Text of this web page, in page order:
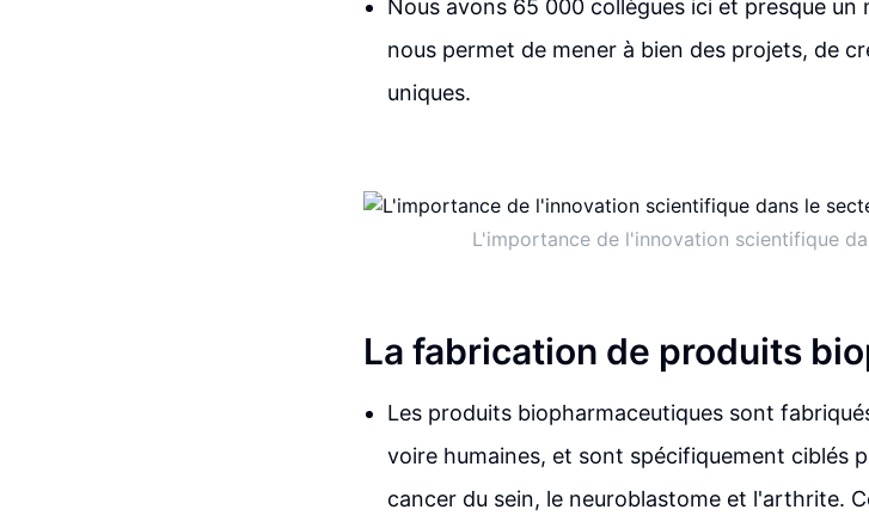
Nous avons 65 000 collègues ici et presque un
nous permet de mener à bien des projets, de
uniques.
L'importance de l'innovation scientifique
La fabrication de produits
Les produits biopharmaceutiques sont
voire humaines, et sont spécifiquement ciblés
cancer du sein, le neuroblastome et l'arthrite.